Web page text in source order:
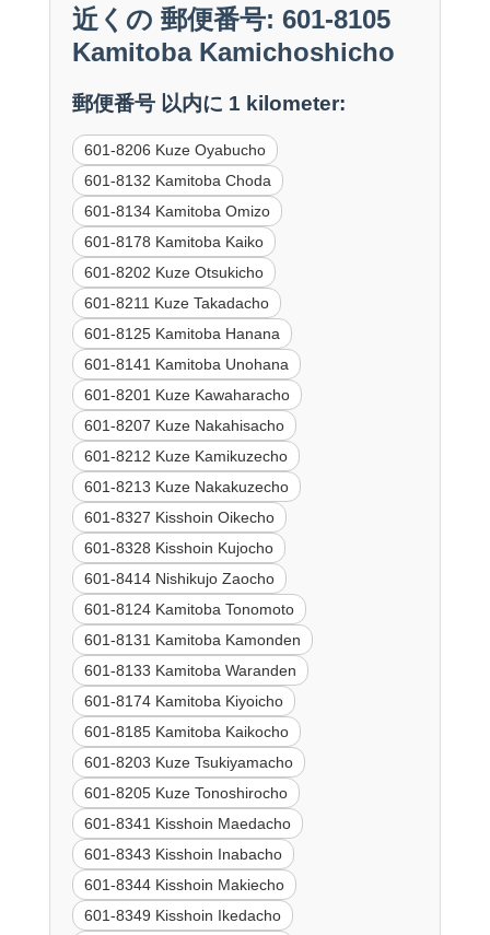
近くの 郵便番号: 601-8105
Kamitoba Kamichoshicho
郵便番号 以内に 1 kilometer:
601-8206 Kuze Oyabucho
601-8132 Kamitoba Choda
601-8134 Kamitoba Omizo
601-8178 Kamitoba Kaiko
601-8202 Kuze Otsukicho
601-8211 Kuze Takadacho
601-8125 Kamitoba Hanana
601-8141 Kamitoba Unohana
601-8201 Kuze Kawaharacho
601-8207 Kuze Nakahisacho
601-8212 Kuze Kamikuzecho
601-8213 Kuze Nakakuzecho
601-8327 Kisshoin Oikecho
601-8328 Kisshoin Kujocho
601-8414 Nishikujo Zaocho
601-8124 Kamitoba Tonomoto
601-8131 Kamitoba Kamonden
601-8133 Kamitoba Waranden
601-8174 Kamitoba Kiyoicho
601-8185 Kamitoba Kaikocho
601-8203 Kuze Tsukiyamacho
601-8205 Kuze Tonoshirocho
601-8341 Kisshoin Maedacho
601-8343 Kisshoin Inabacho
601-8344 Kisshoin Makiecho
601-8349 Kisshoin Ikedacho